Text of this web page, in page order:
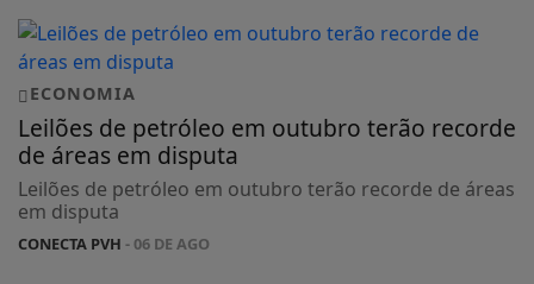
ECONOMIA
Leilões de petróleo em outubro terão recorde
de áreas em disputa
Leilões de petróleo em outubro terão recorde de áreas
em disputa
CONECTA PVH - 06 DE AGO